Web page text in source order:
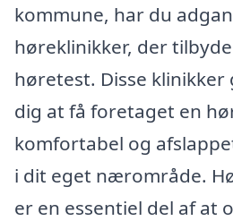
kommune, har du
høreklinikker, der
høretest. Disse
dig at få foretaget en
komfortabel og
i dit eget nærområde.
er en essentiel del af at